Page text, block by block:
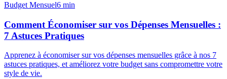
Budget Mensuel6 min
Comment Économiser sur vos Dépenses Mensuelles :
7 Astuces Pratiques
Apprenez à économiser sur vos dépenses mensuelles grâce à nos 7
astuces pratiques, et améliorez votre budget sans compromettre votre
style de vie.